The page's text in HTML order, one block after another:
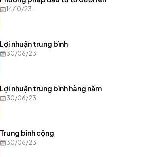
14/10/23
Lợi nhuận trung bình
30/06/23
Lợi nhuận trung bình hàng năm
30/06/23
Trung bình cộng
30/06/23